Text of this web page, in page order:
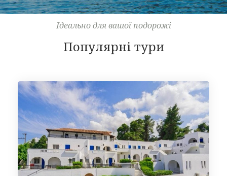
Ідеально для вашої подорожі
Популярні тури